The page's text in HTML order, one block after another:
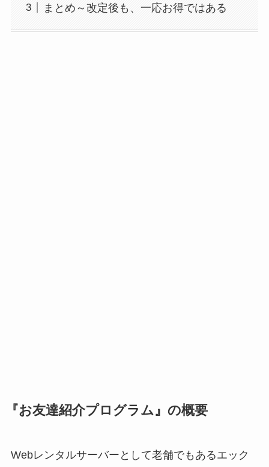
まとめ～改定後も、一応お得ではある
『お友達紹介プログラム』の概要
Webレンタルサーバーとして老舗でもあるエック